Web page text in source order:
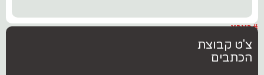
#בארץ
צ'ט קבוצת
הכתבים